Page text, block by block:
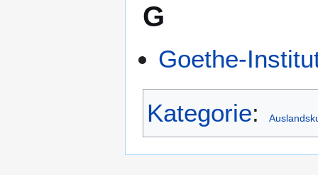
G
Goethe-
Kategorie: